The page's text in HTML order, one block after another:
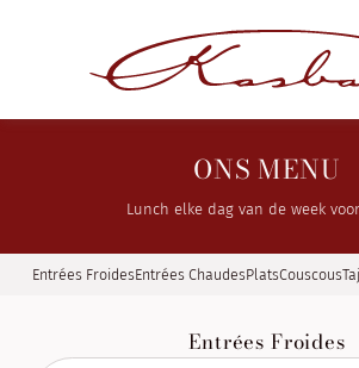
ONS MENU
Lunch elke dag van de week
Entrées FroidesEntrées ChaudesPlatsCouscous
Entrées Froides